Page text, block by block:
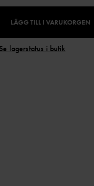
LÄGG TILL I VARUKORGEN
Se lagerstatus i butik